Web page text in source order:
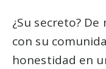
¿Su secreto?
con su
honestidad en